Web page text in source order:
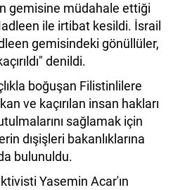
gemisine müdahale ettiği
ile irtibat kesildi. İsrail
gemisindeki gönüllüler,
denildi.
boğuşan Filistinlilere
ve kaçırılan insan hakları
sağlamak için
dışişleri bakanlıklarına
bulunuldu.
Yasemin Acar'ın